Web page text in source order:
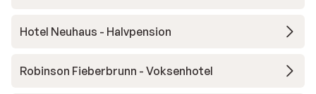
Hotel Neuhaus - Halvpension
Robinson Fieberbrunn - Voksenhotel